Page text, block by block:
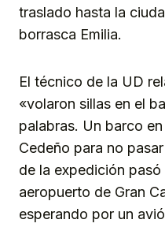
traslado hasta la
borrasca Emilia.
El técnico de la UD
«volaron sillas en el
palabras. Un barco
Cedeño para no
de la expedición pasó
aeropuerto de Gran
esperando por un